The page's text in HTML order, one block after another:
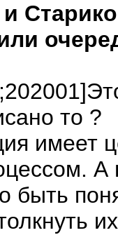
то ?
А
быть